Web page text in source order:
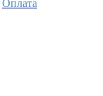
Оплата